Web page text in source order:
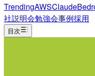
TrendingAWSClaude
社説明会勉強会事例採用
目次